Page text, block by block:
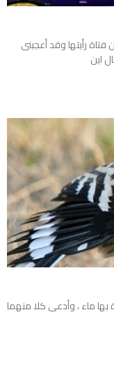
رأيتها وقد أعجبنى
اين
ماء ، وأدعى كلا منهما